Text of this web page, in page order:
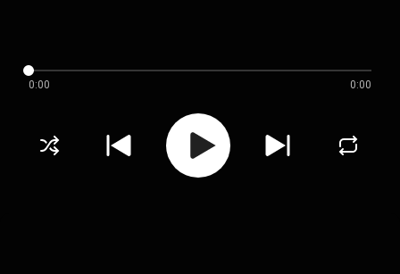
0:00 0:00